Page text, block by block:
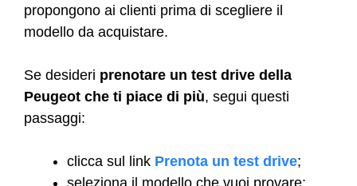
propongono ai clienti prima di scegliere il
modello da acquistare.
Se desideri prenotare un test drive della
Peugeot che ti piace di più, segui questi
passaggi:
clicca sul link Prenota un test drive;
seleziona il modello che vuoi provare;